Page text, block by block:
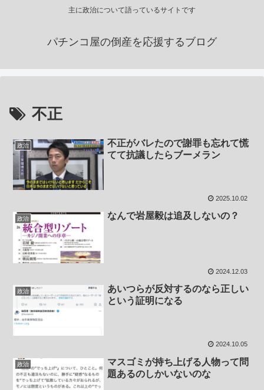
主に政治について語っているサイトです
パチンコ屋の倒産を応援するブログ
不正
政治
不正がバレたので謝罪も忘れて慌
てて抗議したらブーメラン
2025.10.02
政治 なんで岩屋毅は追及しないの？
2024.12.03
政治
あいつらが反対するのなら正しい
という証明になる
2024.10.05
政治
マスゴミが持ち上げる人物って問
題あるのしかいないのな